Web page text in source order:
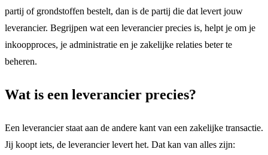
partij of grondstoffen bestelt, dan is de partij die dat levert jouw
leverancier. Begrijpen wat een leverancier precies is, helpt je om je
inkoopproces, je administratie en je zakelijke relaties beter te
beheren.
Wat is een leverancier precies?
Een leverancier staat aan de andere kant van een zakelijke transactie.
Jij koopt iets, de leverancier levert het. Dat kan van alles zijn: